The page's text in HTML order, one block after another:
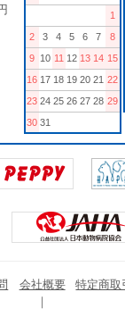
1
2
3 4 5 6 7
8
9 10 11 12 13 14 15
16 17 18 19 20 21 22
23 24 25 26 27 28 29
30 31
会社概要 特定商取